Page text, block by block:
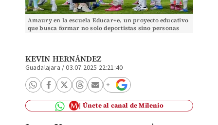
Amaury en la escuela Educar+e, un proyecto educativo
que busca formar no solo deportistas sino personas
KEVIN HERNÁNDEZ
Guadalajara /03.07.2025 22:21:40
Únete al canal de Milenio